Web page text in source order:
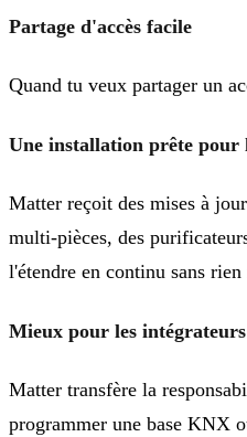
Partage d'accès facile
Quand tu veux partager un
Une installation prête pour
Matter reçoit des mises à
multi-pièces, des
l'étendre en continu sans rien
Mieux pour les intégrateurs
Matter transfère la
programmer une base KNX